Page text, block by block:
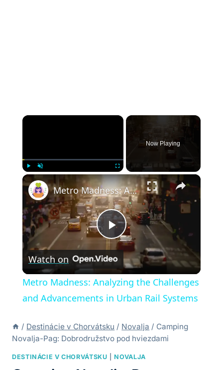
×
Now Playing
×
Play
Video
Metro Madness: Analyzing the Challenges and Advancements in Urban Rail Systems
Watch on
Metro Madness: Analyzing the Challenges
and Advancements in Urban Rail Systems
/ Destinácie v Chorvátsku / Novalja / Camping
Novalja-Pag: Dobrodružstvo pod hviezdami
DESTINÁCIE V CHORVÁTSKU |NOVALJA